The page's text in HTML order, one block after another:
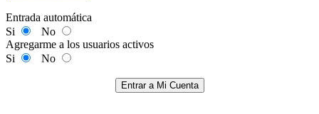
Entrada automática
Si
No
Agregarme a los usuarios activos
Si
No
Entrar a Mi Cuenta